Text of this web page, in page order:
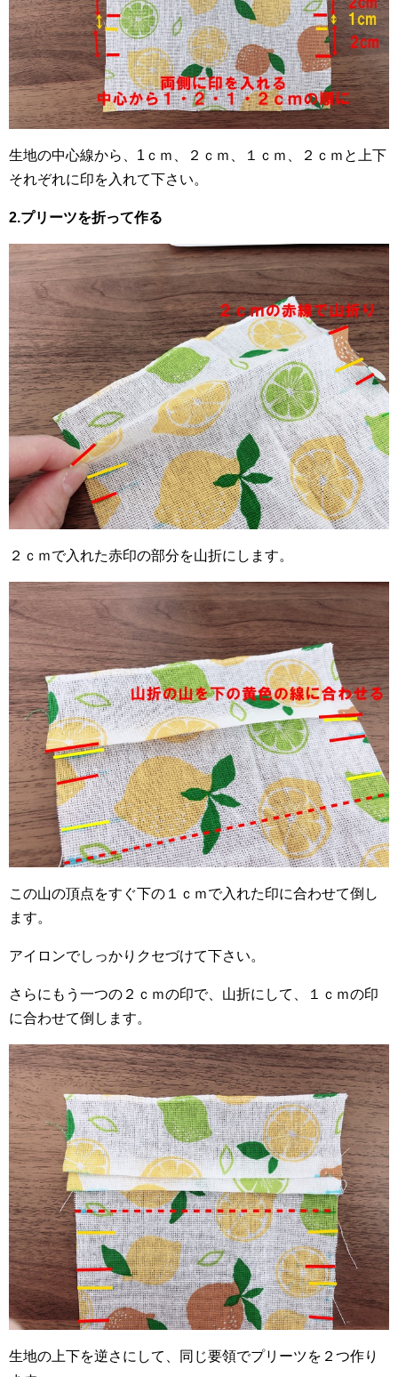
生地の中心線から、1ｃｍ、２ｃｍ、１ｃｍ、２ｃｍと上下
それぞれに印を入れて下さい。
2.プリーツを折って作る
２ｃｍで入れた赤印の部分を山折にします。
この山の頂点をすぐ下の１ｃｍで入れた印に合わせて倒し
ます。
アイロンでしっかりクセづけて下さい。
さらにもう一つの２ｃｍの印で、山折にして、１ｃｍの印
に合わせて倒します。
生地の上下を逆さにして、同じ要領でプリーツを２つ作り